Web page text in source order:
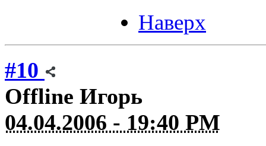
Наверх
#10
Offline Игорь
04.04.2006 - 19:40 PM